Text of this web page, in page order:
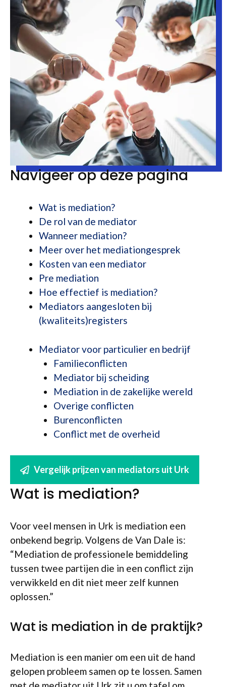
Navigeer op deze pagina
Wat is mediation?
De rol van de mediator
Wanneer mediation?
Meer over het mediationgesprek
Kosten van een mediator
Pre mediation
Hoe effectief is mediation?
Mediators aangesloten bij
(kwaliteits)registers
Mediator voor particulier en bedrijf
Familieconflicten
Mediator bij scheiding
Mediation in de zakelijke wereld
Overige conflicten
Burenconflicten
Conflict met de overheid
Vergelijk prijzen van mediators uit Urk
Wat is mediation?
Voor veel mensen in Urk is mediation een
onbekend begrip. Volgens de Van Dale is:
“Mediation de professionele bemiddeling
tussen twee partijen die in een conflict zijn
verwikkeld en dit niet meer zelf kunnen
oplossen.”
Wat is mediation in de praktijk?
Mediation is een manier om een uit de hand
gelopen probleem samen op te lossen. Samen